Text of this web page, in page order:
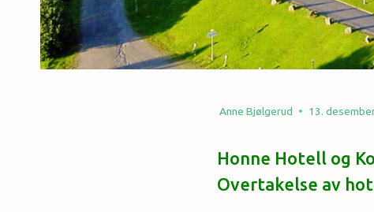
Anne Bjølgerud 13.
Honne Hotell og
Overtakelse av